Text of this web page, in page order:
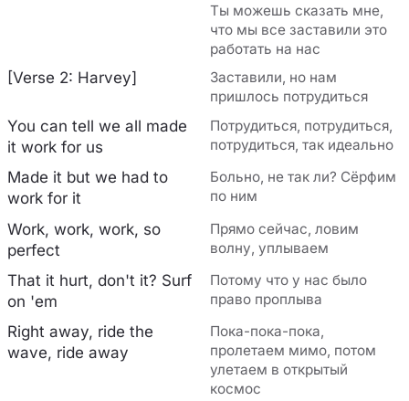
Ты можешь сказать мне,
что мы все заставили это
работать на нас
[Verse 2: Harvey]
Заставили, но нам
пришлось потрудиться
You can tell we all made
it work for us
Потрудиться, потрудиться,
потрудиться, так идеально
Made it but we had to
work for it
Больно, не так ли? Сёрфим
по ним
Work, work, work, so
perfect
Прямо сейчас, ловим
волну, уплываем
That it hurt, don't it? Surf
on 'em
Потому что у нас было
право проплыва
Right away, ride the
wavе, ride away
Пока-пока-пока,
пролетаем мимо, потом
улетаем в открытый
космос